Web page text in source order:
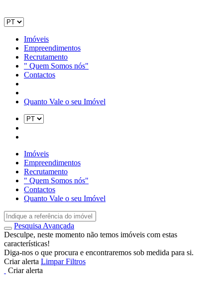
Imóveis
Empreendimentos
Recrutamento
" Quem Somos nós"
Contactos
Quanto Vale o seu Imóvel
Imóveis
Empreendimentos
Recrutamento
" Quem Somos nós"
Contactos
Quanto Vale o seu Imóvel
Pesquisa Avançada
Desculpe, neste momento não temos imóveis com estas
características!
Diga-nos o que procura e encontraremos sob medida para si.
Criar alerta Limpar Filtros
Criar alerta